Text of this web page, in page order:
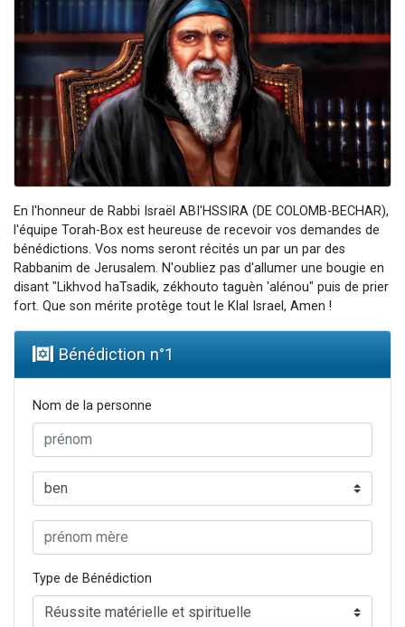
13 personnes viennent de demander une bénédiction
Il reste 49 places pour étudier en groupe sur Zoom
12 nouvelles musiques dans Torah-Box Music
2 personnes viennent de nous rejoindre sur WhatsApp
En l'honneur de Rabbi Israël ABI'HSSIRA (DE COLOMB-BECHAR),
l'équipe Torah-Box est heureuse de recevoir vos demandes de
bénédictions. Vos noms seront récités un par un par des
Rabbanim de Jerusalem. N'oubliez pas d'allumer une bougie en
disant "Likhvod haTsadik, zékhouto taguèn 'alénou" puis de prier
fort. Que son mérite protège tout le Klal Israel, Amen !
Bénédiction n°1
Nom de la personne
Type de Bénédiction